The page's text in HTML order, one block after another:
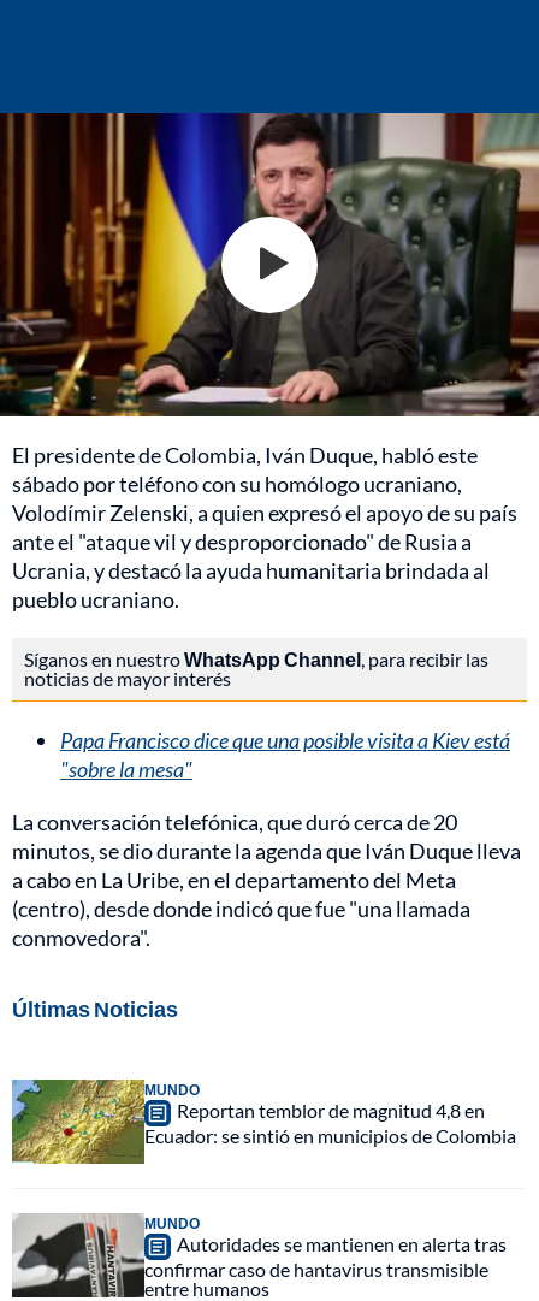
El presidente de Colombia, Iván Duque, habló este
sábado por teléfono con su homólogo ucraniano,
Volodímir Zelenski, a quien expresó el apoyo de su país
ante el "ataque vil y desproporcionado" de Rusia a
Ucrania, y destacó la ayuda humanitaria brindada al
pueblo ucraniano.
Síganos en nuestroWhatsApp Channel , para recibir las
noticias de mayor interés
Papa Francisco dice que una posible visita a Kiev está
"sobre la mesa"
La conversación telefónica, que duró cerca de 20
minutos, se dio durante la agenda que Iván Duque lleva
a cabo en La Uribe, en el departamento del Meta
(centro), desde donde indicó que fue "una llamada
conmovedora".
Últimas Noticias
MUNDO
Reportan temblor de magnitud 4,8 en
Ecuador: se sintió en municipios de Colombia
MUNDO
Autoridades se mantienen en alerta tras
confirmar caso de hantavirus transmisible
entre humanos